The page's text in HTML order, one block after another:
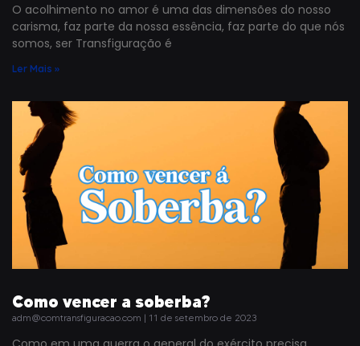
O acolhimento no amor é uma das dimensões do nosso
carisma, faz parte da nossa essência, faz parte do que nós
somos, ser Transfiguração é
Ler Mais »
Como vencer a soberba?
adm@comtransfiguracao.com 11 de setembro de 2023